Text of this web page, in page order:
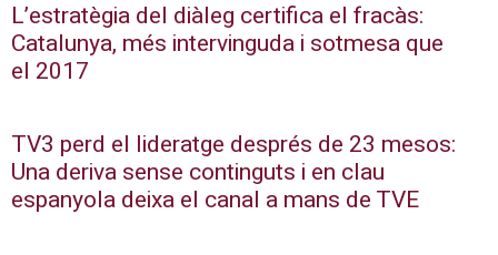
L’estratègia del diàleg certifica el fracàs:
Catalunya, més intervinguda i sotmesa que
el 2017
TV3 perd el lideratge després de 23 mesos:
Una deriva sense continguts i en clau
espanyola deixa el canal a mans de TVE